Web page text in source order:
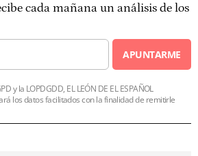
cada mañana un análisis de los
APUNTARME
y la LOPDGDD, EL LEÓN DE EL ESPAÑOL
los datos facilitados con la finalidad de remitirle